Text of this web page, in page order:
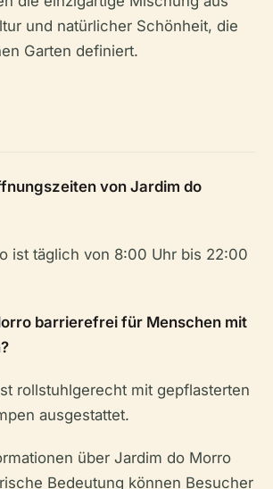
und natürlicher Schönheit, die
Garten definiert.
von Jardim do
ist täglich von 8:00 Uhr bis 22:00
barrierefrei für Menschen mit
rollstuhlgerecht mit gepflasterten
ausgestattet.
über Jardim do Morro
Bedeutung können Besucher